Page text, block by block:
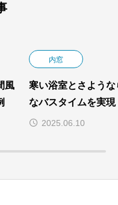
風
内窓
寒い浴室とさよう
なバスタイムを実現
2025.06.10